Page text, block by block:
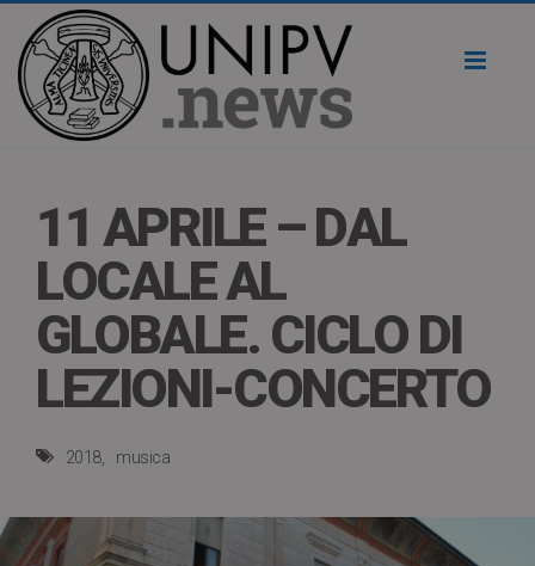
11 APRILE – DAL
LOCALE AL
GLOBALE. CICLO DI
LEZIONI-CONCERTO
2018 musica